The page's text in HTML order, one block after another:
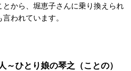
から、堀恵子さんに乗り換えられ
われています。
～ひとり娘の琴之（ことの）